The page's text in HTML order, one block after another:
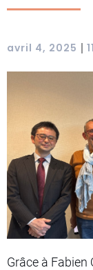
avril 4, 2025 |
Grâce à